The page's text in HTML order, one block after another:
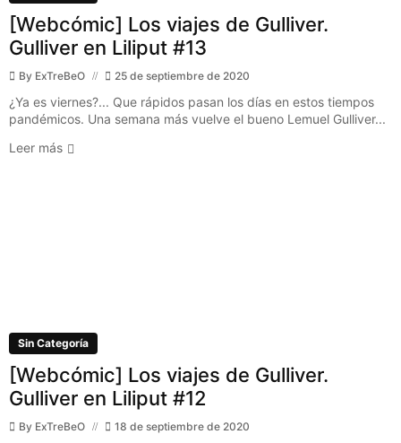
[Webcómic] Los viajes de Gulliver.
Gulliver en Liliput #13
By ExTreBeO 25 de septiembre de 2020
¿Ya es viernes?... Que rápidos pasan los días en estos tiempos
pandémicos. Una semana más vuelve el bueno Lemuel Gulliver...
Leer más
Sin Categoría
[Webcómic] Los viajes de Gulliver.
Gulliver en Liliput #12
By ExTreBeO 18 de septiembre de 2020